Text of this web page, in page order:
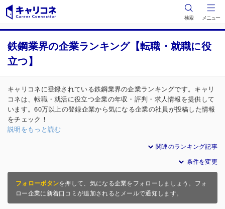
検索 メニュー
鉄鋼業界の企業ランキング【転職・就職に役
立つ】
キャリコネに登録されている鉄鋼業界の企業ランキングです。キャリ
コネは、転職・就活に役立つ企業の年収・評判・求人情報を提供して
います。60万以上の登録企業から気になる企業の社員が投稿した情報
をチェック！
説明をもっと読む
関連のランキング記事
条件を変更
フォローボタンを押して、気になる企業をフォローしましょう。フォ
ロー企業に新着口コミが追加されるとメールで通知します。